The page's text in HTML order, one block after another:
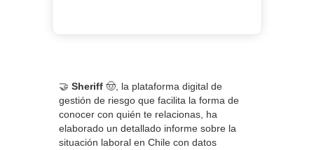
🤝 Sheriff 🤠, la plataforma digital de
gestión de riesgo que facilita la forma de
conocer con quién te relacionas, ha
elaborado un detallado informe sobre la
situación laboral en Chile con datos